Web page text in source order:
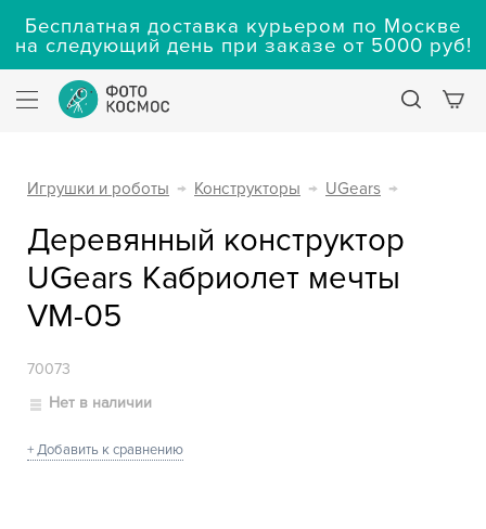
Бесплатная доставка курьером по Москве
на следующий день при заказе от 5000 руб!
Игрушки и роботы → Конструкторы → UGears →
Деревянный конструктор
UGears Кабриолет мечты
VM-05
70073
Нет в наличии
+ Добавить к сравнению